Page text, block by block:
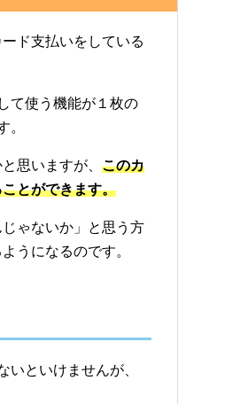
ド支払いをしている
て使う機能が１枚の
。
思いますが、 このカ
とができます。
ゃないか」と思う方
うになるのです。
といけませんが、